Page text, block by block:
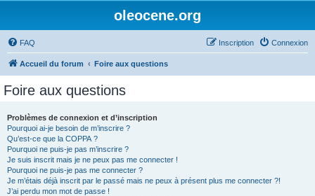
oleocene.org
FAQ Connexion
Inscription
Accueil du forum Foire aux questions
Foire aux questions
Problèmes de connexion et d’inscription
Pourquoi ai-je besoin de m’inscrire ?
Qu’est-ce que la COPPA ?
Pourquoi ne puis-je pas m’inscrire ?
Je suis inscrit mais je ne peux pas me connecter !
Pourquoi ne puis-je pas me connecter ?
Je m’étais déjà inscrit par le passé mais ne peux à présent plus me connecter ?!
J’ai perdu mon mot de passe !